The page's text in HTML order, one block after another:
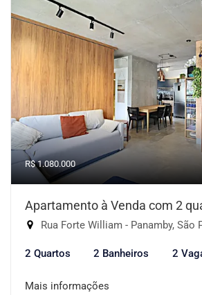
R$ 1.080.000
Apartamento à Venda com 2
Rua Forte William - Panamby, São
2 Quartos 2 Banheiros 2
Mais informações